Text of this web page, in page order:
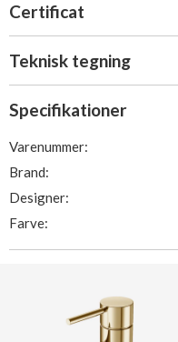
Certificat
Teknisk tegning
Specifikationer
Varenummer:
Brand:
Designer:
Farve: